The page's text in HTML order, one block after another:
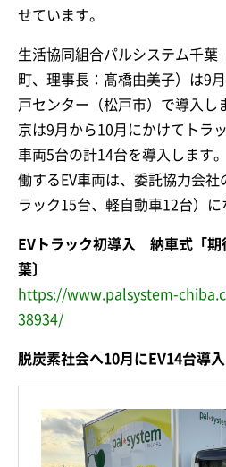
せています。
生活協同組合パルシステム千葉
町、理事長：髙橋由美子）は9
戸センター（松戸市）で導入し
京は9月から10月にかけてトラ
車両5台の計14台を導入します
働するEV車両は、委託協力会
ラック15台、軽自動車12台）に
EVトラック初導入 納車式「期
葉〕
https://www.palsystem-
38934/
脱炭素社会へ10月にEV14台導入